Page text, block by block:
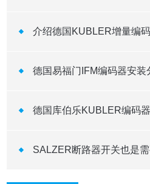
介绍德国KUBLER增量编
德国易福门IFM编码器安装
德国库伯乐KUBLER编码
SALZER断路器开关也是